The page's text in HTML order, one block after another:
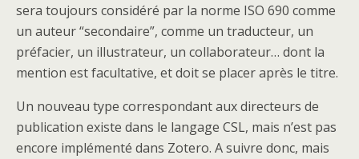
sera toujours considéré par la norme ISO 690 comme
un auteur “secondaire”, comme un traducteur, un
préfacier, un illustrateur, un collaborateur… dont la
mention est facultative, et doit se placer après le titre.
Un nouveau type correspondant aux directeurs de
publication existe dans le langage CSL, mais n’est pas
encore implémenté dans Zotero. A suivre donc, mais